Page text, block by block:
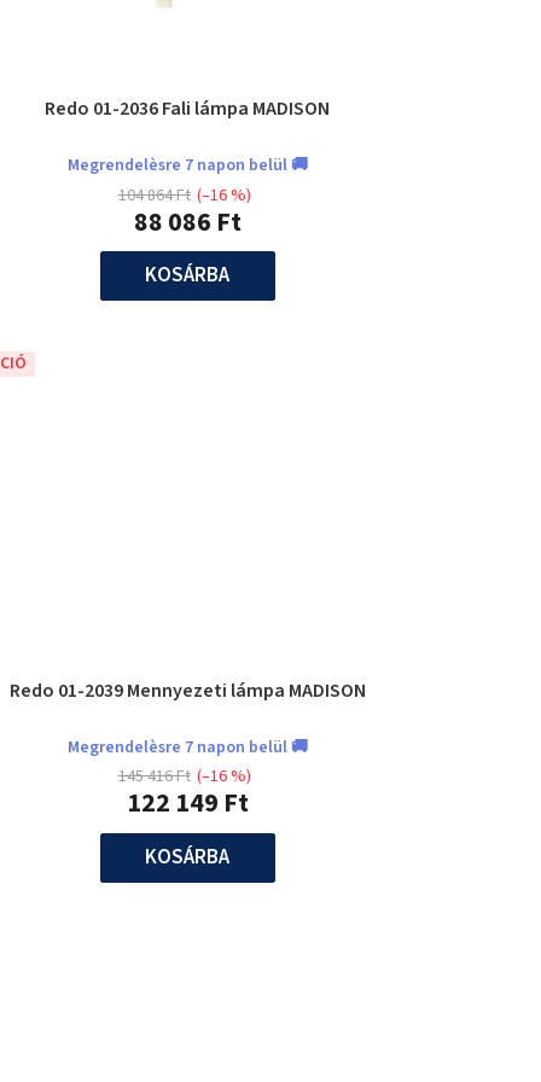
Redo 01-2036 Fali lámpa MADISON
Megrendelèsre 7 napon belül 🚚
88 086 Ft
104 864 Ft (–16 %)
KOSÁRBA
Redo 01-2039 Mennyezeti lámpa MADISON
Megrendelèsre 7 napon belül 🚚
122 149 Ft
145 416 Ft (–16 %)
KOSÁRBA